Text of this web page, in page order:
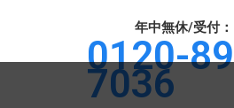
年中無休/受付
0120-
7036